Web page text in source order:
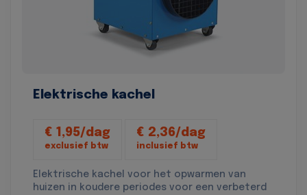
Elektrische kachel
€ 1,95/dag
exclusief btw
€ 2,36/dag
inclusief btw
Elektrische kachel voor het opwarmen van
huizen in koudere periodes voor een verbeterd